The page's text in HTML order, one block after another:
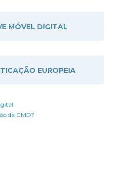
MÓVEL DIGITAL
EUROPEIA
da CMD?